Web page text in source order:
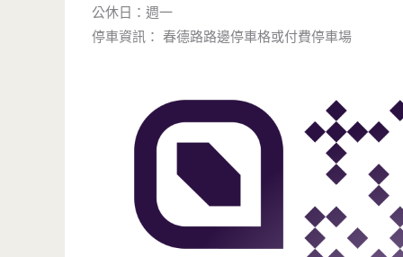
公休日：週一
停車資訊： 春德路路邊停車格或付費停車場